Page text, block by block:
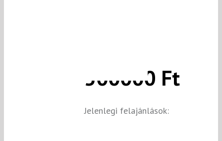
500000 Ft
Jelenlegi felajánlások: